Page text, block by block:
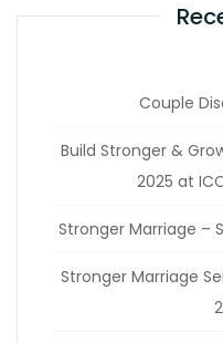
Couple
Build Stronger &
2025 at
Stronger Marriage –
Stronger Marriage